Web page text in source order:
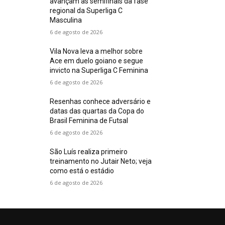
regional da Superliga C
Masculina
6 de agosto de 2026
Vila Nova leva a melhor sobre
Ace em duelo goiano e segue
invicto na Superliga C Feminina
6 de agosto de 2026
Resenhas conhece adversário e
datas das quartas da Copa do
Brasil Feminina de Futsal
6 de agosto de 2026
São Luís realiza primeiro
treinamento no Jutair Neto; veja
como está o estádio
6 de agosto de 2026